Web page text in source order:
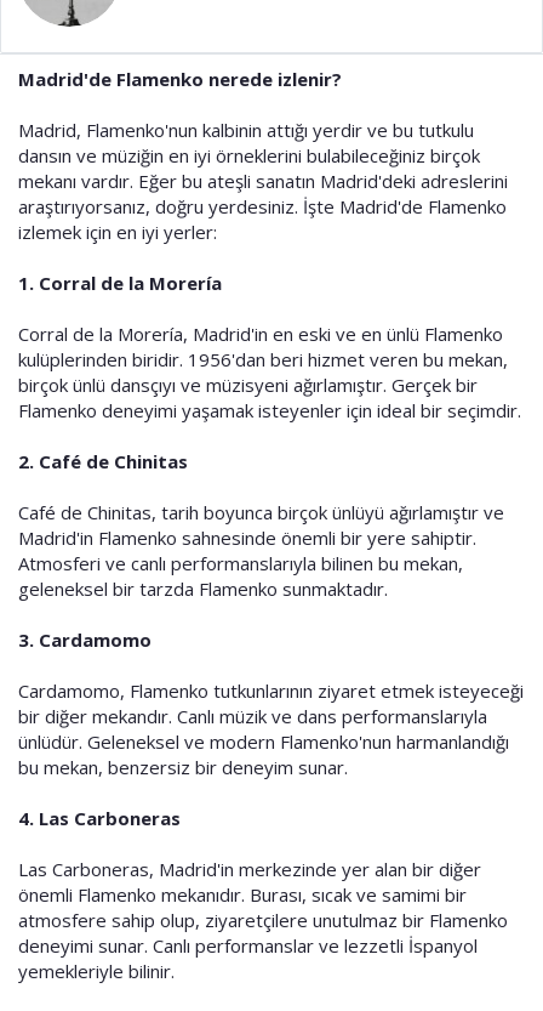
a
h
i
Madrid'de Flamenko nerede izlenir?
Madrid, Flamenko'nun kalbinin attığı yerdir ve bu tutkulu
dansın ve müziğin en iyi örneklerini bulabileceğiniz birçok
mekanı vardır. Eğer bu ateşli sanatın Madrid'deki adreslerini
araştırıyorsanız, doğru yerdesiniz. İşte Madrid'de Flamenko
izlemek için en iyi yerler:
1. Corral de la Morería
Corral de la Morería, Madrid'in en eski ve en ünlü Flamenko
kulüplerinden biridir. 1956'dan beri hizmet veren bu mekan,
birçok ünlü dansçıyı ve müzisyeni ağırlamıştır. Gerçek bir
Flamenko deneyimi yaşamak isteyenler için ideal bir seçimdir.
2. Café de Chinitas
Café de Chinitas, tarih boyunca birçok ünlüyü ağırlamıştır ve
Madrid'in Flamenko sahnesinde önemli bir yere sahiptir.
Atmosferi ve canlı performanslarıyla bilinen bu mekan,
geleneksel bir tarzda Flamenko sunmaktadır.
3. Cardamomo
Cardamomo, Flamenko tutkunlarının ziyaret etmek isteyeceği
bir diğer mekandır. Canlı müzik ve dans performanslarıyla
ünlüdür. Geleneksel ve modern Flamenko'nun harmanlandığı
bu mekan, benzersiz bir deneyim sunar.
4. Las Carboneras
Las Carboneras, Madrid'in merkezinde yer alan bir diğer
önemli Flamenko mekanıdır. Burası, sıcak ve samimi bir
atmosfere sahip olup, ziyaretçilere unutulmaz bir Flamenko
deneyimi sunar. Canlı performanslar ve lezzetli İspanyol
yemekleriyle bilinir.